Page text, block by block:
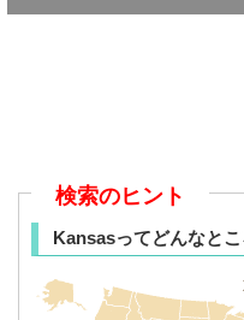
検索のヒント
Kansasってどんなとこ